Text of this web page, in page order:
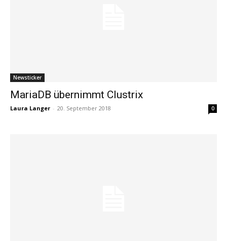
Newsticker
MariaDB übernimmt Clustrix
Laura Langer - 20. September 2018 0